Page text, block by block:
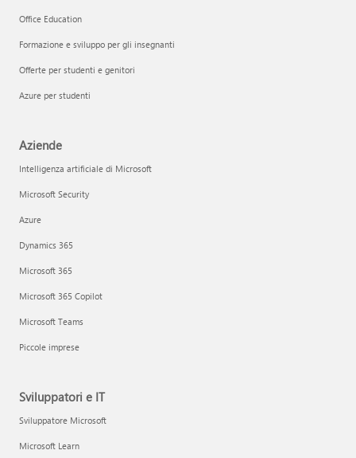
Office Education
Formazione e sviluppo per gli insegnanti
Offerte per studenti e genitori
Azure per studenti
Aziende
Intelligenza artificiale di Microsoft
Microsoft Security
Azure
Dynamics 365
Microsoft 365
Microsoft 365 Copilot
Microsoft Teams
Piccole imprese
Sviluppatori e IT
Sviluppatore Microsoft
Microsoft Learn